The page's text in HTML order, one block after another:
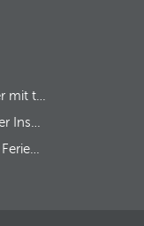
Ab in den Dschungel: beliebte Länder mit tropischem Regenwald
Wir fliegen nach Aruba: Urlaub auf der Insel des Glücks!
Urlaub in Spanien: Ein paar Tipps für Ferien ‘Made in Spain’